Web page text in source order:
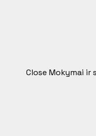
Close Mokymai ir